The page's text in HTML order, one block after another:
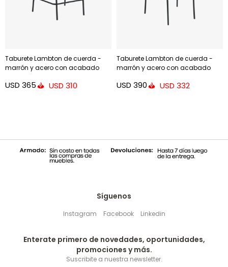
Taburete Lambton de cuerda -
marrón y acero con acabado
USD 365 USD 310
Taburete Lambton de cuerda -
marrón y acero con acabado
USD 390 USD 332
Síguenos
Instagram Facebook Linkedin
Enterate primero de novedades, oportunidades,
promociones y más.
Suscribite a nuestra newsletter.